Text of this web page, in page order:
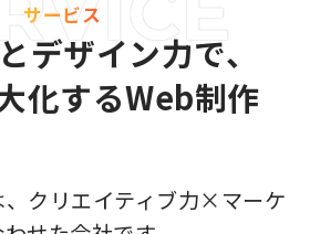
サービス
デザイン力で、
化するWeb制作
クリエイティブ力×マーケ